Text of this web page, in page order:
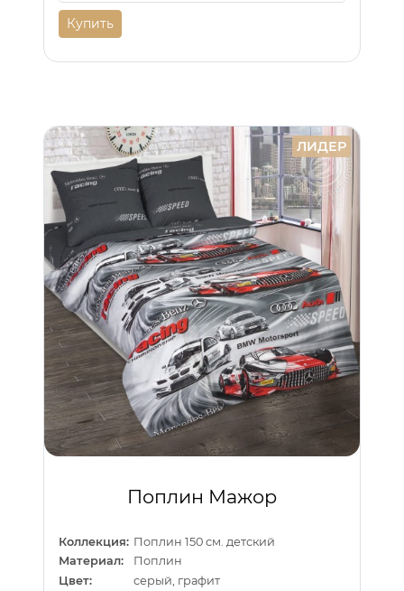
Купить
ЛИДЕР
Поплин Мажор
Коллекция: Поплин 150 см. детский
Материал:
Поплин
Цвет:
серый, графит